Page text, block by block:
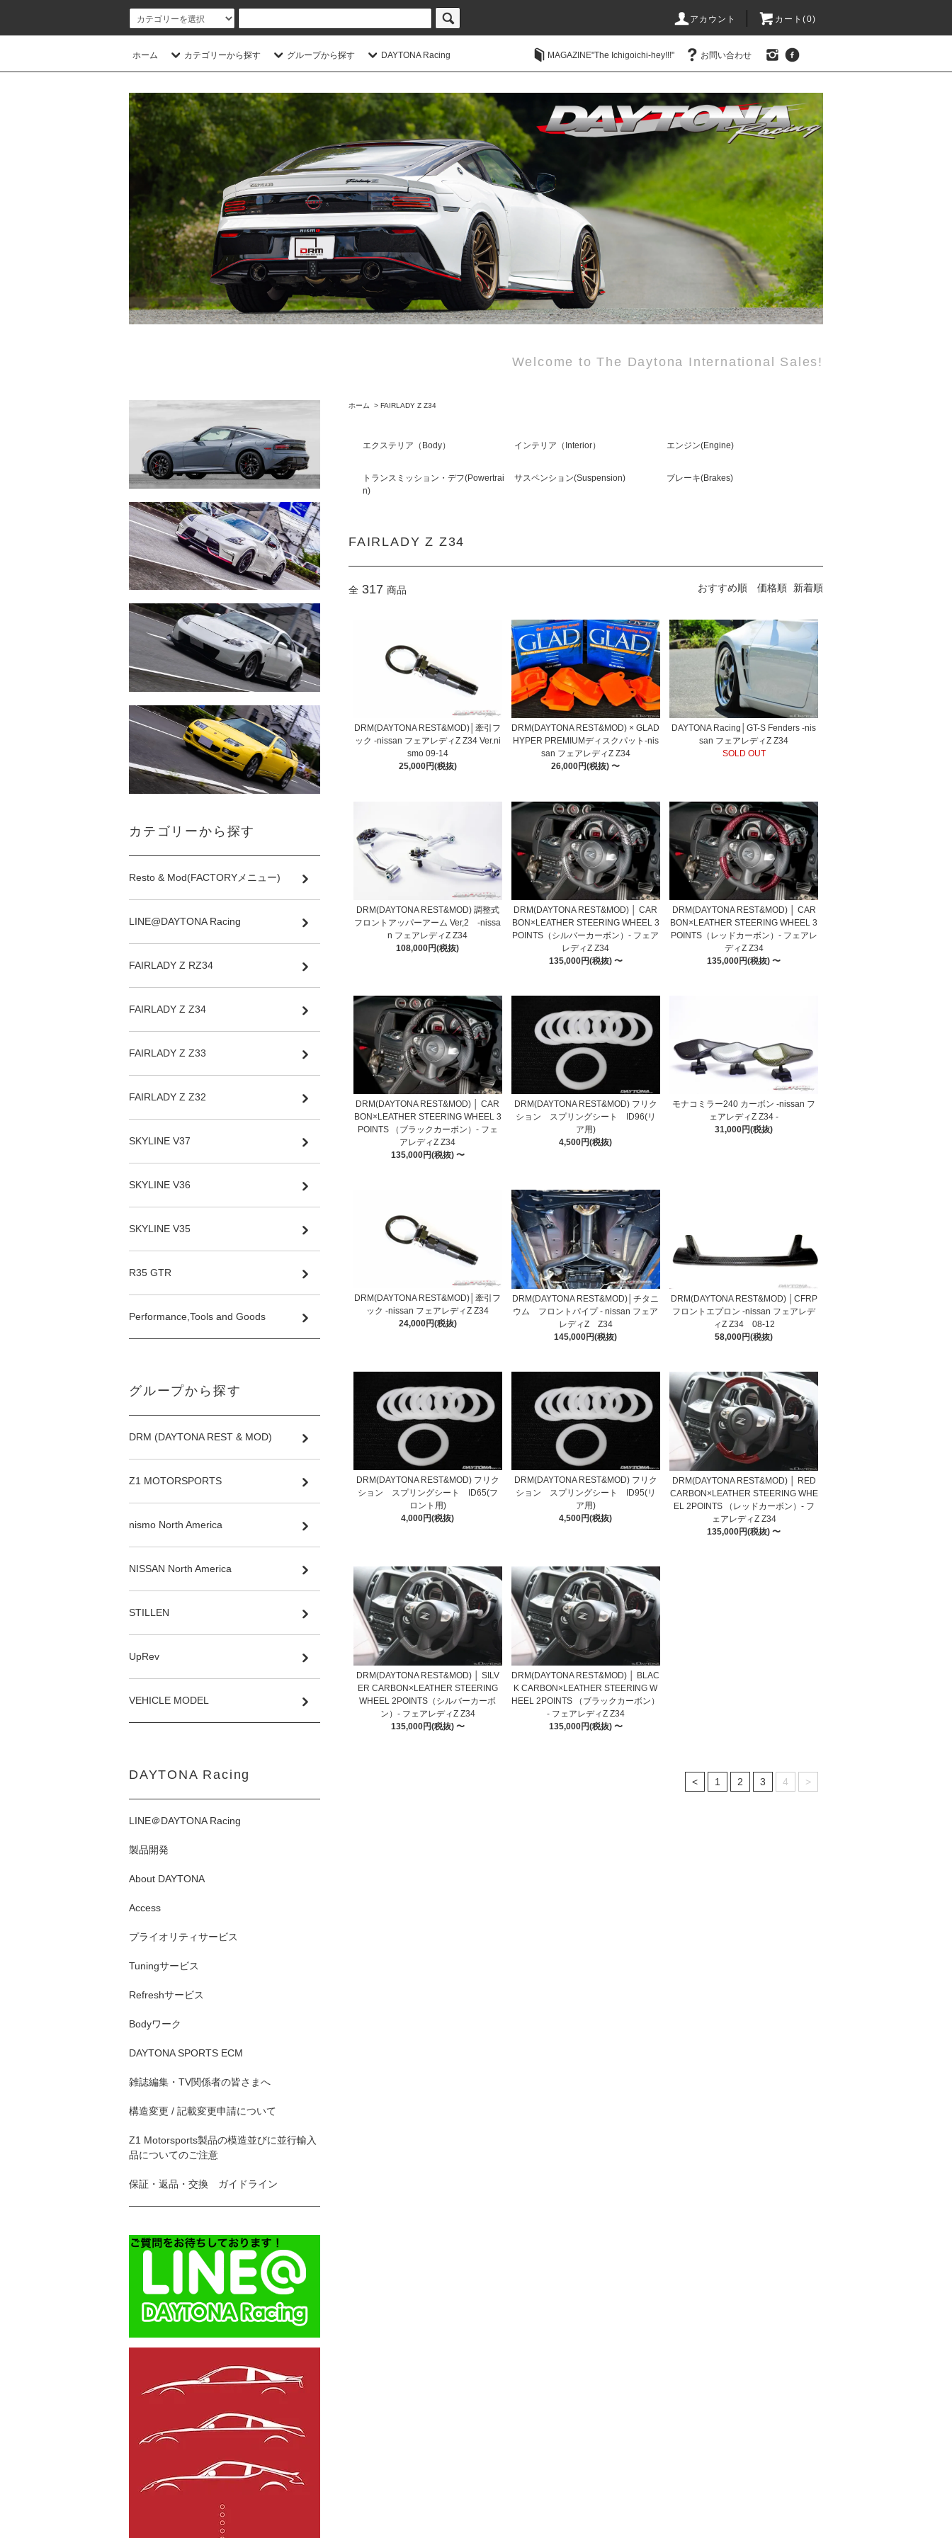
アカウント カート(0)
ホーム カテゴリーから探す グループから探す DAYTONA Racing MAGAZINE"The Ichigoichi-hey!!!" お問い合わせ
Welcome to The Daytona International Sales!
ホーム > FAIRLADY Z Z34
エクステリア（Body） インテリア（Interior） エンジン(Engine)
トランスミッション・デフ(Powertrai
n)
サスペンション(Suspension) ブレーキ(Brakes)
FAIRLADY Z Z34
全 317 商品 おすすめ順 価格順 新着順
DRM(DAYTONA REST&MOD)│牽引フ
ック -nissan フェアレディZ Z34 Ver.ni
smo 09-14
25,000円(税抜)
DRM(DAYTONA REST&MOD) × GLAD
HYPER PREMIUMディスクパット-nis
san フェアレディZ Z34
26,000円(税抜) 〜
DAYTONA Racing│GT-S Fenders -nis
san フェアレディZ Z34
SOLD OUT
DRM(DAYTONA REST&MOD) 調整式
フロントアッパーアーム Ver,2 -nissa
n フェアレディZ Z34
108,000円(税抜)
DRM(DAYTONA REST&MOD) │ CAR
BON×LEATHER STEERING WHEEL 3
POINTS（シルバーカーボン）- フェア
レディZ Z34
135,000円(税抜) 〜
DRM(DAYTONA REST&MOD) │ CAR
BON×LEATHER STEERING WHEEL 3
POINTS（レッドカーボン）- フェアレ
ディZ Z34
135,000円(税抜) 〜
DRM(DAYTONA REST&MOD) │ CAR
BON×LEATHER STEERING WHEEL 3
POINTS （ブラックカーボン）- フェ
アレディZ Z34
135,000円(税抜) 〜
DRM(DAYTONA REST&MOD) フリク
ション スプリングシート ID96(リ
ア用)
4,500円(税抜)
モナコミラー240 カーボン -nissan フ
ェアレディZ Z34 -
31,000円(税抜)
DRM(DAYTONA REST&MOD)│牽引フ
ック -nissan フェアレディZ Z34
24,000円(税抜)
DRM(DAYTONA REST&MOD)│チタニ
ウム フロントパイプ - nissan フェア
レディZ Z34
145,000円(税抜)
DRM(DAYTONA REST&MOD) │CFRP
フロントエプロン -nissan フェアレデ
ィZ Z34 08-12
58,000円(税抜)
DRM(DAYTONA REST&MOD) フリク
ション スプリングシート ID65(フ
ロント用)
4,000円(税抜)
DRM(DAYTONA REST&MOD) フリク
ション スプリングシート ID95(リ
ア用)
4,500円(税抜)
DRM(DAYTONA REST&MOD) │ RED
CARBON×LEATHER STEERING WHE
EL 2POINTS （レッドカーボン）- フ
ェアレディZ Z34
135,000円(税抜) 〜
DRM(DAYTONA REST&MOD) │ SILV
ER CARBON×LEATHER STEERING
WHEEL 2POINTS（シルバーカーボ
ン）- フェアレディZ Z34
135,000円(税抜) 〜
DRM(DAYTONA REST&MOD) │ BLAC
K CARBON×LEATHER STEERING W
HEEL 2POINTS （ブラックカーボン）
- フェアレディZ Z34
135,000円(税抜) 〜
< 1 2 3 4 >
カテゴリーから探す
Resto & Mod(FACTORYメニュー)
LINE@DAYTONA Racing
FAIRLADY Z RZ34
FAIRLADY Z Z34
FAIRLADY Z Z33
FAIRLADY Z Z32
SKYLINE V37
SKYLINE V36
SKYLINE V35
R35 GTR
Performance,Tools and Goods
グループから探す
DRM (DAYTONA REST & MOD)
Z1 MOTORSPORTS
nismo North America
NISSAN North America
STILLEN
UpRev
VEHICLE MODEL
DAYTONA Racing
LINE＠DAYTONA Racing
製品開発
About DAYTONA
Access
プライオリティサービス
Tuningサービス
Refreshサービス
Bodyワーク
DAYTONA SPORTS ECM
雑誌編集・TV関係者の皆さまへ
構造変更 / 記載変更申請について
Z1 Motorsports製品の模造並びに並行輸入
品についてのご注意
保証・返品・交換 ガイドライン